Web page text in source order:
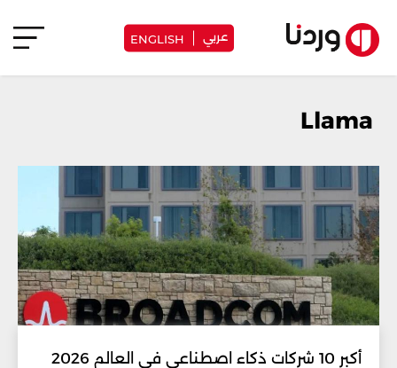
عربي ENGLISH
أكبر 10 شركات ذكاء اصطناعي في العالم 2026